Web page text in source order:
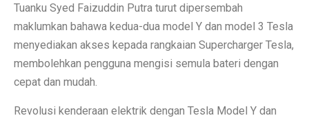
Tuanku Syed Faizuddin Putra turut dipersembah
maklumkan bahawa kedua-dua model Y dan model 3 Tesla
menyediakan akses kepada rangkaian Supercharger Tesla,
membolehkan pengguna mengisi semula bateri dengan
cepat dan mudah.
Revolusi kenderaan elektrik dengan Tesla Model Y dan